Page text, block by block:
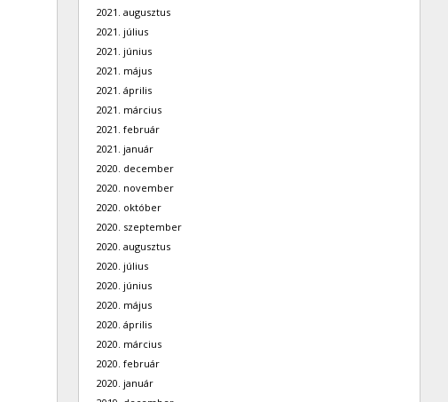
2021. augusztus
2021. július
2021. június
2021. május
2021. április
2021. március
2021. február
2021. január
2020. december
2020. november
2020. október
2020. szeptember
2020. augusztus
2020. július
2020. június
2020. május
2020. április
2020. március
2020. február
2020. január